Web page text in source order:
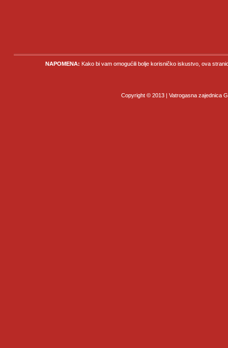
NAPOMENA: Kako bi vam omogućili bolje korisničko iskustvo, ova
Copyright © 2013 | Vatrogasna zajednica